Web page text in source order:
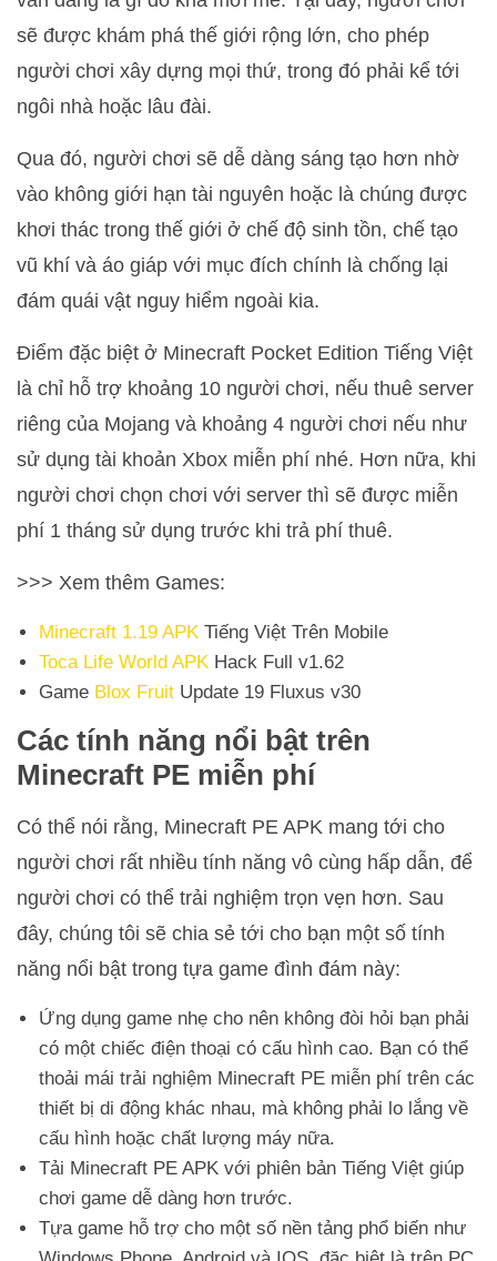
sẽ được khám phá thế giới rộng lớn, cho phép
người chơi xây dựng mọi thứ, trong đó phải kể tới
ngôi nhà hoặc lâu đài.
Qua đó, người chơi sẽ dễ dàng sáng tạo hơn nhờ
vào không giới hạn tài nguyên hoặc là chúng được
khơi thác trong thế giới ở chế độ sinh tồn, chế tạo
vũ khí và áo giáp với mục đích chính là chống lại
đám quái vật nguy hiểm ngoài kia.
Điểm đặc biệt ở Minecraft Pocket Edition Tiếng Việt
là chỉ hỗ trợ khoảng 10 người chơi, nếu thuê server
riêng của Mojang và khoảng 4 người chơi nếu như
sử dụng tài khoản Xbox miễn phí nhé. Hơn nữa, khi
người chơi chọn chơi với server thì sẽ được miễn
phí 1 tháng sử dụng trước khi trả phí thuê.
>>> Xem thêm Games:
Minecraft 1.19 APK Tiếng Việt Trên Mobile
Toca Life World APK Hack Full v1.62
Game Blox Fruit Update 19 Fluxus v30
Các tính năng nổi bật trên
Minecraft PE miễn phí
Có thể nói rằng, Minecraft PE APK mang tới cho
người chơi rất nhiều tính năng vô cùng hấp dẫn, để
người chơi có thể trải nghiệm trọn vẹn hơn. Sau
đây, chúng tôi sẽ chia sẻ tới cho bạn một số tính
năng nổi bật trong tựa game đình đám này:
Ứng dụng game nhẹ cho nên không đòi hỏi bạn phải
có một chiếc điện thoại có cấu hình cao. Bạn có thể
thoải mái trải nghiệm Minecraft PE miễn phí trên các
thiết bị di động khác nhau, mà không phải lo lắng về
cấu hình hoặc chất lượng máy nữa.
Tải Minecraft PE APK với phiên bản Tiếng Việt giúp
chơi game dễ dàng hơn trước.
Tựa game hỗ trợ cho một số nền tảng phổ biến như